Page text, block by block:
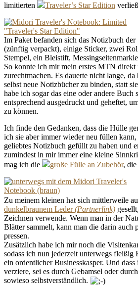
limitierten
Traveler’s Star Edition
Im Paket befanden sich das Notizbuch
(zünftig verpackt), einige Sticker, zwei
Stempel, ein Bleistift,
So konnte ich mir mein erstes MTN direkt
zurechtmachen. Es dauerte nicht lange,
selbst neue Notizbücher zu binden, statt
habe ich sogar das eine oder andere Buch
entsprechend ausgedruckt und geheftet,
zu können.
Ich finde den Gedanken, dass die Hülle
ich sie aber immer wieder neu füllen
geliebtes Notizbuch gefüllt zu haben und
zumindest in mir immer eine kleine
mag ich die
große Fülle an Zubehör,
Zu meinem kleinen hat sich mittlerweile
dunkelbraunem Leder
Zeichnen verwende. Wenn man in der
Blätter sammelt, kann man die darin auch
pressen.
Zusätzlich habe ich mir noch die
sodass ich nun jederzeit unterwegs fleißig
ein ordentlicher Businesskasper. Und
verziere, sei es durch Gebamsel oder
sowieso selbstverständlich.